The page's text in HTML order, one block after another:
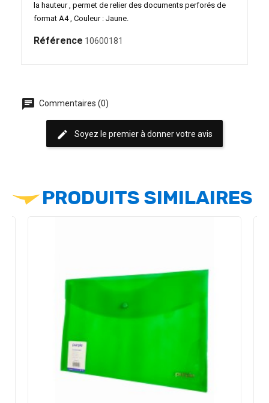
la hauteur , permet de relier des documents perforés de
format A4 , Couleur : Jaune.
Référence 10600181
chat Commentaires (0)
edit Soyez le premier à donner votre avis
PRODUITS SIMILAIRES